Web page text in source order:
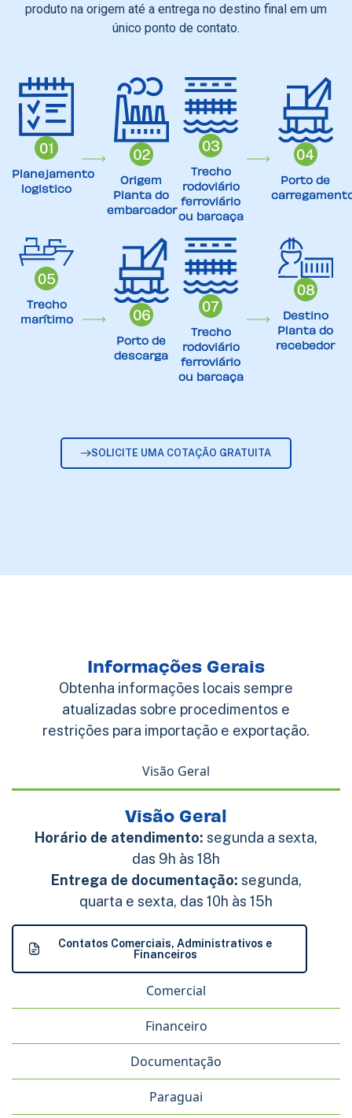
produto na origem até a entrega no destino final em um
único ponto de contato.
Planejamento
logistico
Origem
Planta do
embarcador
Trecho
rodoviário
ferroviário
ou barcaça
Porto de
Trecho
marítimo
Porto de
descarga
Trecho
rodoviário
ferroviário
ou barcaça
Destino
Planta do
recebedor
SOLICITE UMA COTAÇÃO GRATUITA
Informações Gerais
Obtenha informações locais sempre
atualizadas sobre procedimentos e
restrições para importação e exportação.
Visão Geral
Comercial
Financeiro
Documentação
Paraguai
Visão Geral
Horário de atendimento: segunda a sexta,
das 9h às 18h
Entrega de documentação: segunda,
quarta e sexta, das 10h às 15h
Contatos Comerciais, Administrativos e
Financeiros